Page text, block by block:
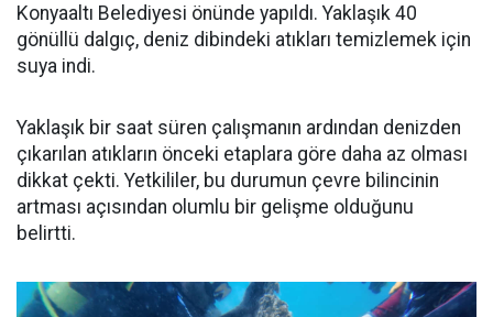
Konyaaltı Belediyesi önünde yapıldı. Yaklaşık 40
gönüllü dalgıç, deniz dibindeki atıkları temizlemek için
suya indi.
Yaklaşık bir saat süren çalışmanın ardından denizden
çıkarılan atıkların önceki etaplara göre daha az olması
dikkat çekti. Yetkililer, bu durumun çevre bilincinin
artması açısından olumlu bir gelişme olduğunu
belirtti.